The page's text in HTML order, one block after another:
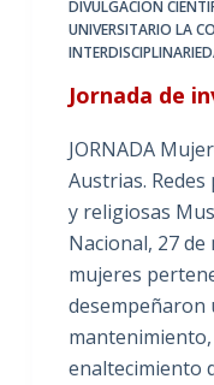
DIVULGACIÓN
UNIVERSITARIO LA
Jornada de
JORNADA
Austrias.
y religiosas
Nacional, 27 de
mujeres
desempeñaron
enaltecimiento